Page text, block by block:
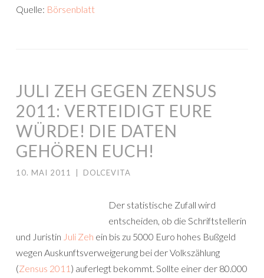
Quelle: Börsenblatt
JULI ZEH GEGEN ZENSUS
2011: VERTEIDIGT EURE
WÜRDE! DIE DATEN
GEHÖREN EUCH!
10. MAI 2011 DOLCEVITA
Der statistische Zufall wird
entscheiden, ob die Schriftstellerin
und Juristin Juli Zeh ein bis zu 5000 Euro hohes Bußgeld
wegen Auskunftsverweigerung bei der Volkszählung
(Zensus 2011 ) auferlegt bekommt. Sollte einer der 80.000